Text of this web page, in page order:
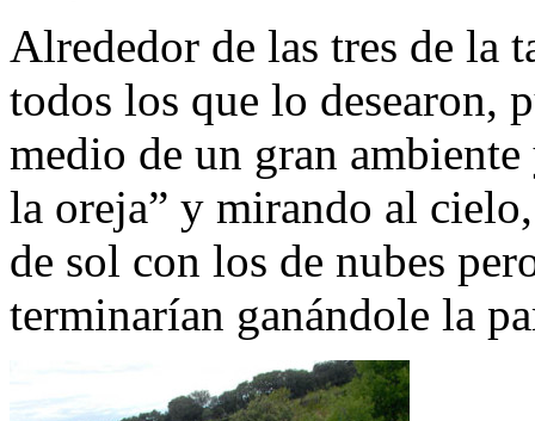
Alrededor de las tres de la
todos los que lo desearon,
medio de un gran
la oreja” y mirando al
de sol con los de nubes
terminarían ganándole la